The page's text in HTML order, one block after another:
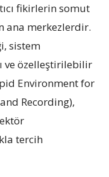
fikirlerin somut
ana merkezlerdir.
sistem
ve özelleştirilebilir
Environment for
Recording),
tercih